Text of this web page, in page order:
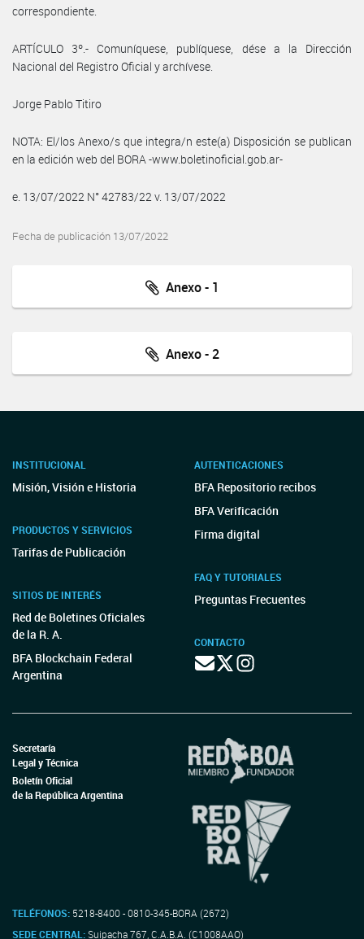
correspondiente.
ARTÍCULO 3º.- Comuníquese, publíquese, dése a la Dirección
Nacional del Registro Oficial y archívese.
Jorge Pablo Titiro
NOTA: El/los Anexo/s que integra/n este(a) Disposición se publican
en la edición web del BORA -www.boletinoficial.gob.ar-
e. 13/07/2022 N° 42783/22 v. 13/07/2022
Fecha de publicación 13/07/2022
Anexo - 1
Anexo - 2
INSTITUCIONAL
Misión, Visión e Historia
PRODUCTOS Y SERVICIOS
Tarifas de Publicación
SITIOS DE INTERÉS
Red de Boletines Oficiales
de la R. A.
BFA Blockchain Federal
Argentina
AUTENTICACIONES
BFA Repositorio recibos
BFA Verificación
Firma digital
FAQ Y TUTORIALES
Preguntas Frecuentes
CONTACTO
Secretaría
Legal y Técnica
Boletín Oficial
de la República Argentina
TELÉFONOS: 5218-8400 - 0810-345-BORA (2672)
SEDE CENTRAL:Suipacha 767, C.A.B.A. (C1008AAO)